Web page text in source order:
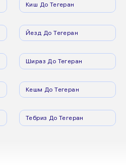
Киш До Тегеран
Йезд До Тегеран
Шираз До Тегеран
Кешм До Тегеран
Тебриз До Тегеран